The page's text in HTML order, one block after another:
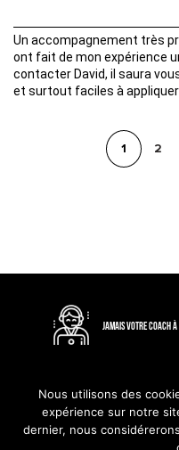
Un accompagnement très
ont fait de mon expérience
contacter David, il saura
et surtout faciles à
1 2
JAMAIS VOTRE COACH
2026 Costa Fitness - Tous droits
Nous utilisons des
expérience sur notre
dernier, nous